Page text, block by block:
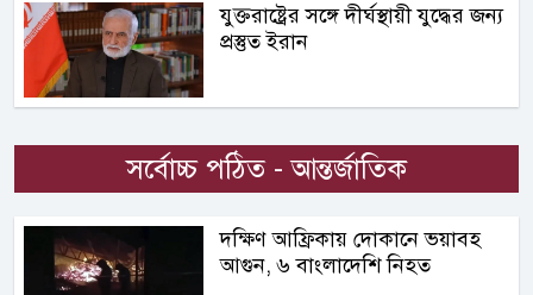
যুক্তরাষ্ট্রের সঙ্গে দীর্ঘস্থায়ী যুদ্ধের জন্য
প্রস্তুত ইরান
সর্বোচ্চ পঠিত - আন্তর্জাতিক
দক্ষিণ আফ্রিকায় দোকানে ভয়াবহ
আগুন, ৬ বাংলাদেশি নিহত